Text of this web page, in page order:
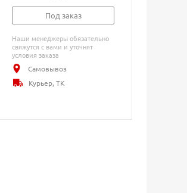
Под заказ
Наши менеджеры обязательно
свяжутся с вами и уточнят
условия заказа
Самовывоз
Курьер, ТК